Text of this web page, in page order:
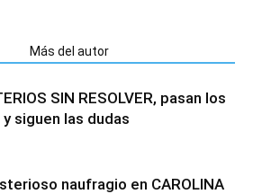
Más del autor
SIN RESOLVER, pasan los
y siguen las dudas
naufragio en CAROLINA